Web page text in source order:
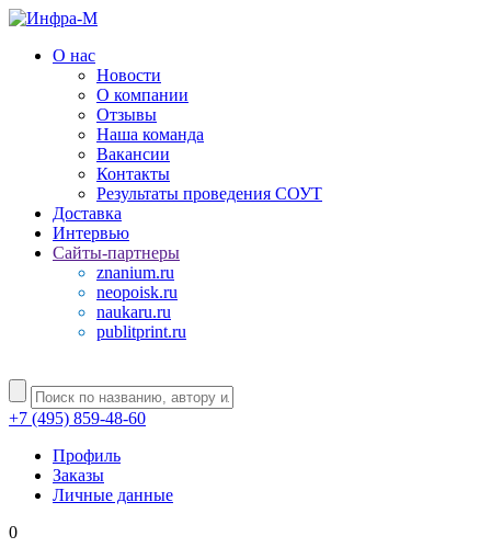
О нас
Новости
О компании
Отзывы
Наша команда
Вакансии
Контакты
Результаты проведения СОУТ
Доставка
Интервью
Сайты-партнеры
znanium.ru
neopoisk.ru
naukaru.ru
publitprint.ru
+7 (495) 859-48-60
Профиль
Заказы
Личные данные
0